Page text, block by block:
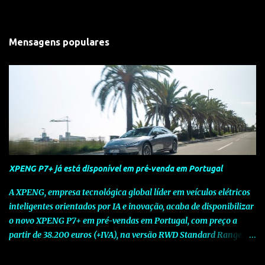
Mensagens populares
XPENG P7+ já está disponível em pré-venda em Portugal
A XPENG, empresa tecnológica global líder em veículos elétricos
inteligentes orientados por IA e inovação, acaba de disponibilizar
o novo XPENG P7+ em pré-vendas em Portugal, com preço a
partir de 38.200 euros (+IVA), na versão RWD Standard Range.